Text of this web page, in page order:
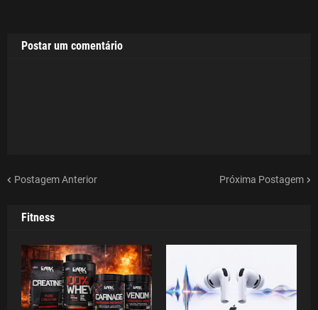
Postar um comentário
Postagem Anterior Próxima Postagem
Fitness